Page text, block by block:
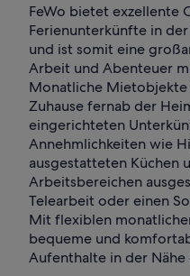
FeWo bietet exzellente
Ferienunterkünfte in
und ist somit eine
Arbeit und Abenteuer
Monatliche
Zuhause fernab der
eingerichteten
Annehmlichkeiten wie
ausgestatteten Küchen
Arbeitsbereichen
Telearbeit oder einen
Mit flexiblen
bequeme und
Aufenthalte in der Nähe